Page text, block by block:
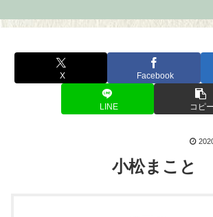
X Facebook
LINE コピー
小松まこと